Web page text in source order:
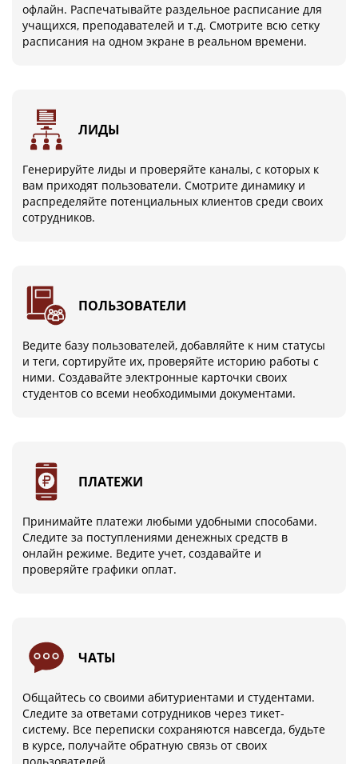
офлайн. Распечатывайте раздельное расписание для
учащихся, преподавателей и т.д. Смотрите всю сетку
расписания на одном экране в реальном времени.
ЛИДЫ
Генерируйте лиды и проверяйте каналы, с которых к
вам приходят пользователи. Смотрите динамику и
распределяйте потенциальных клиентов среди своих
сотрудников.
ПОЛЬЗОВАТЕЛИ
Ведите базу пользователей, добавляйте к ним статусы
и теги, сортируйте их, проверяйте историю работы с
ними. Создавайте электронные карточки своих
студентов со всеми необходимыми документами.
ПЛАТЕЖИ
Принимайте платежи любыми удобными способами.
Следите за поступлениями денежных средств в
онлайн режиме. Ведите учет, создавайте и
проверяйте графики оплат.
ЧАТЫ
Общайтесь со своими абитуриентами и студентами.
Следите за ответами сотрудников через тикет-
систему. Все переписки сохраняются навсегда, будьте
в курсе, получайте обратную связь от своих